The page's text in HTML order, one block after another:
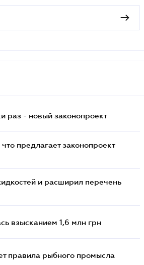
раз - новый законопроект
предлагает законопроект
и расширил перечень
взысканием 1,6 млн грн
правила рыбного промысла